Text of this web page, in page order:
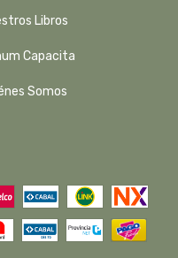
Libros
Capacita
Somos